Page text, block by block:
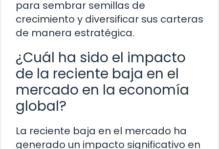
para sembrar semillas de
crecimiento y diversificar sus carteras
de manera estratégica.
¿Cuál ha sido el impacto
de la reciente baja en el
mercado en la economía
global?
La reciente baja en el mercado ha
generado un impacto significativo en